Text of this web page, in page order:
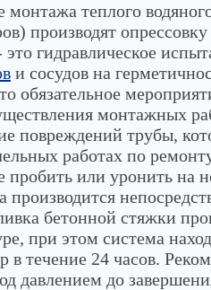
монтажа теплого
производят опрессовку
гидравлическое
и сосудов на
обязательное
монтажных
повреждений трубы,
работах по
пробить или уронить на
производится
бетонной стяжки
при этом система
в течение 24 часов.
давлением до